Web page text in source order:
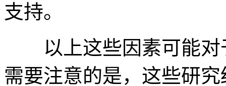
支持。
以上这些因素可能对
需要注意的是，这些研